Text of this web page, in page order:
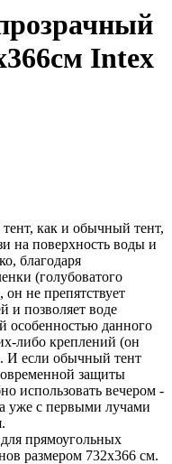
Intex
как и обычный тент,
на поверхность воды и
благодаря
(голубоватого
он не препятствует
и позволяет воде
особенностью данного
либо креплений (он
И если обычный тент
защиты
использовать вечером -
уже с первыми лучами
прямоугольных
размером 732х366 см.